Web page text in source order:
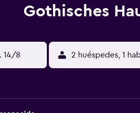
Gothisches
14/8 2 huéspedes, 1